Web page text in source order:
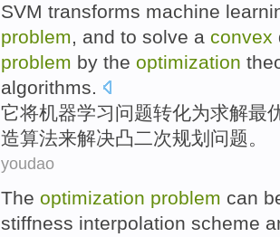
SVM transforms machine
problem, and to solve a convex
problem by the optimization
algorithms.
它将机器学习问题转化为求解最
造算法来解决凸二次规划 问题。
youdao
The optimization problem can
stiffness interpolation scheme